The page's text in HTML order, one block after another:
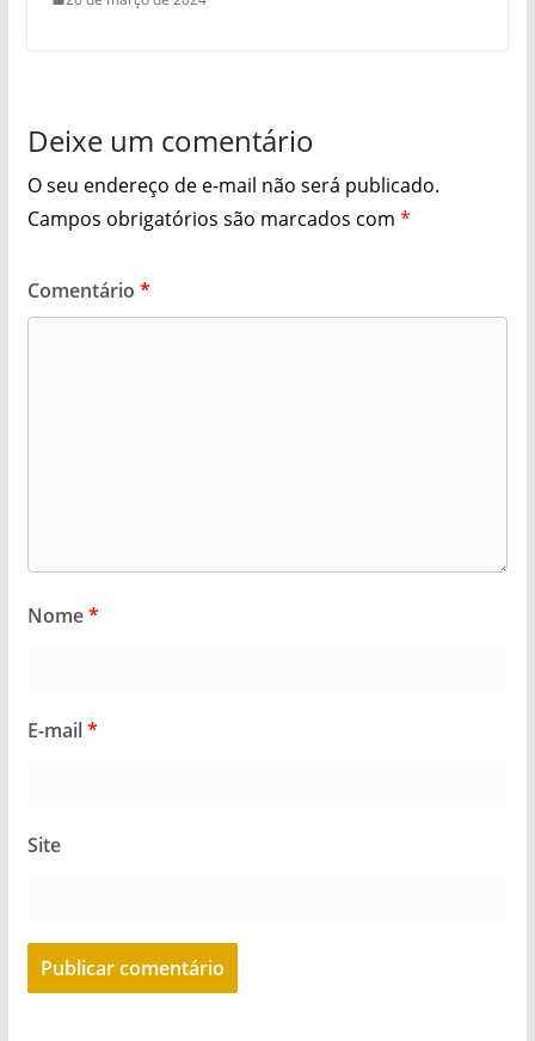
Deixe um comentário
O seu endereço de e-mail não será publicado.
Campos obrigatórios são marcados com *
Comentário *
Nome*
E-mail*
Site